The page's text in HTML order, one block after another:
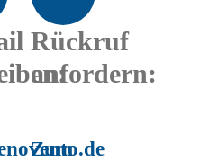
Rückruf
anfordern:
Zum